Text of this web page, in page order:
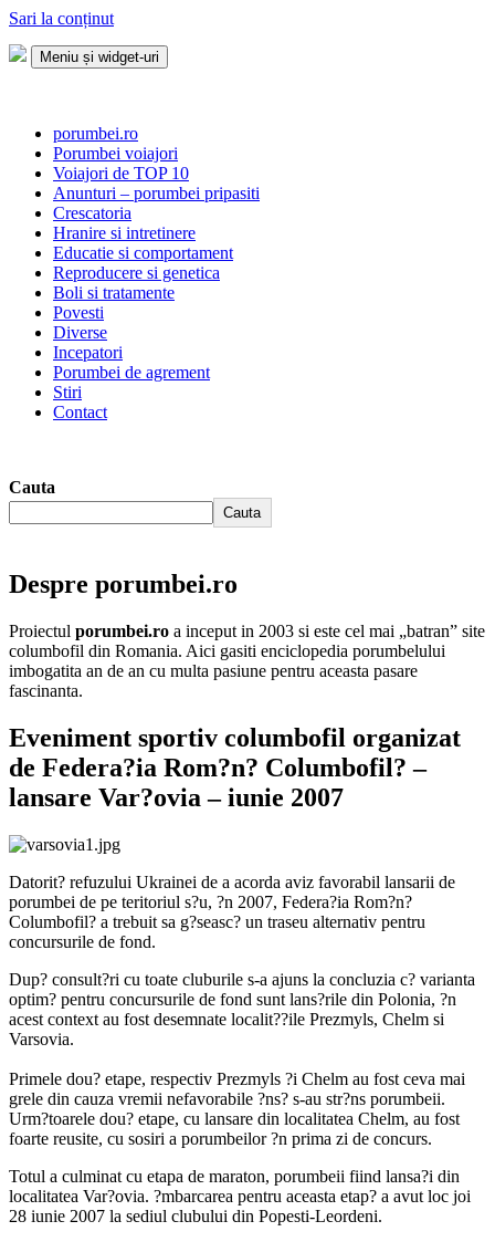
Sari la conținut
Meniu și widget-uri
porumbei.ro
Porumbei voiajori
Voiajori de TOP 10
Anunturi – porumbei pripasiti
Crescatoria
Hranire si intretinere
Educatie si comportament
Reproducere si genetica
Boli si tratamente
Povesti
Diverse
Incepatori
Porumbei de agrement
Stiri
Contact
Cauta
Cauta
Despre porumbei.ro
Proiectul porumbei.ro a inceput in 2003 si este cel mai „batran” site
columbofil din Romania. Aici gasiti enciclopedia porumbelului
imbogatita an de an cu multa pasiune pentru aceasta pasare
fascinanta.
Eveniment sportiv columbofil organizat
de Federa?ia Rom?n? Columbofil? –
lansare Var?ovia – iunie 2007
Datorit? refuzului Ukrainei de a acorda aviz favorabil lansarii de
porumbei de pe teritoriul s?u, ?n 2007, Federa?ia Rom?n?
Columbofil? a trebuit sa g?seasc? un traseu alternativ pentru
concursurile de fond.
Dup? consult?ri cu toate cluburile s-a ajuns la concluzia c? varianta
optim? pentru concursurile de fond sunt lans?rile din Polonia, ?n
acest context au fost desemnate localit??ile Prezmyls, Chelm si
Varsovia.
Primele dou? etape, respectiv Prezmyls ?i Chelm au fost ceva mai
grele din cauza vremii nefavorabile ?ns? s-au str?ns porumbeii.
Urm?toarele dou? etape, cu lansare din localitatea Chelm, au fost
foarte reusite, cu sosiri a porumbeilor ?n prima zi de concurs.
Totul a culminat cu etapa de maraton, porumbeii fiind lansa?i din
localitatea Var?ovia. ?mbarcarea pentru aceasta etap? a avut loc joi
28 iunie 2007 la sediul clubului din Popesti-Leordeni.